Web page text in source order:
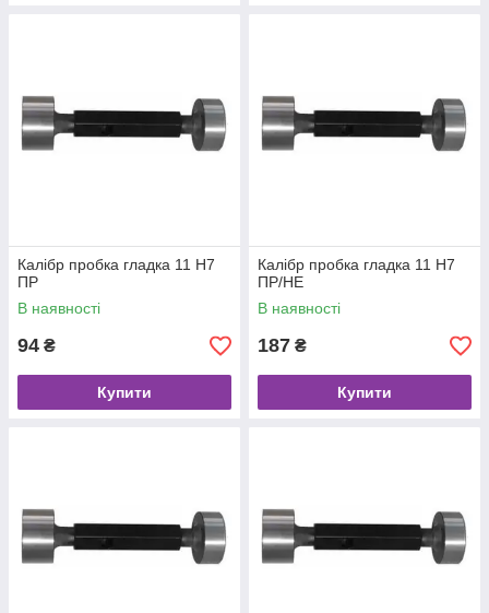
Калібр пробка гладка 11 Н7
ПР
В наявності
94 ₴
Купити
Калібр пробка гладка 11 Н7
ПР/НЕ
В наявності
187 ₴
Купити